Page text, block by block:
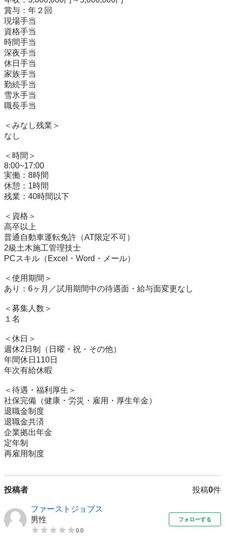
賞与：年２回
現場手当
資格手当
時間手当
深夜手当
休日手当
家族手当
勤続手当
雪氷手当
職長手当
＜みなし残業＞
なし
＜時間＞
8:00~17:00
実働：8時間
休憩：1時間
残業：40時間以下
＜資格＞
高卒以上
普通自動車運転免許（AT限定不可）
2級土木施工管理技士
PCスキル（Excel・Word・メール）
＜使用期間＞
あり：6ヶ月／試用期間中の待遇面・給与面変更なし
＜募集人数＞
１名
＜休日＞
週休2日制（日曜・祝・その他）
年間休日110日
年次有給休暇
＜待遇・福利厚生＞
社保完備（健康・労災・雇用・厚生年金）
退職金制度
退職金共済
企業拠出年金
定年制
再雇用制度
投稿者 投稿0件
ファーストジョブス
男性
0.0
フォローする